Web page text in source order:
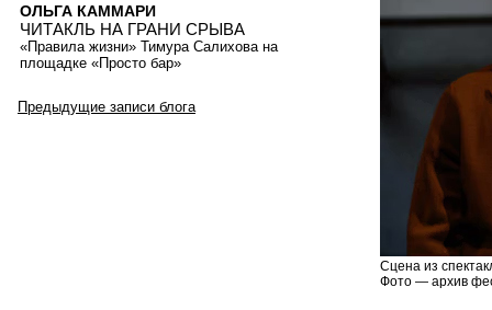
Сцена из
Фото — архив
ОЛЬГА КАММАРИ
ЧИТАКЛЬ НА ГРАНИ СРЫВА
«Правила жизни» Тимура Салихова на
площадке «Просто бар»
Предыдущие записи блога